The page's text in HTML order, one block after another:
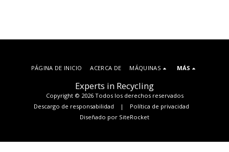
Experts in Recycling
Copyright © 2026 Todos los derechos reservados
Descargo de responsabilidad | Política de privacidad
Diseñado por SiteRocket
PÁGINA DE INICIO ACERCA DE MÁQUINAS MÁS